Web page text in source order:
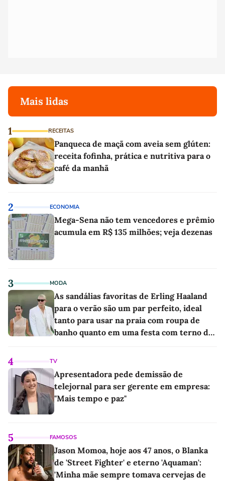
Mais lidas
1 RECEITAS
Panqueca de maçã com aveia sem glúten:
receita fofinha, prática e nutritiva para o
café da manhã
2 ECONOMIA
Mega-Sena não tem vencedores e prêmio
acumula em R$ 135 milhões; veja dezenas
3 MODA
As sandálias favoritas de Erling Haaland
para o verão são um par perfeito, ideal
tanto para usar na praia com roupa de
banho quanto em uma festa com terno de
4 TV
Apresentadora pede demissão de
telejornal para ser gerente em empresa:
"Mais tempo e paz"
5 FAMOSOS
Jason Momoa, hoje aos 47 anos, o Blanka
de 'Street Fighter' e eterno 'Aquaman':
'Minha mãe sempre tomava cervejas de